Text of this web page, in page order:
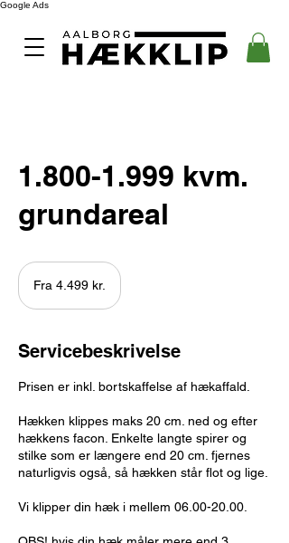
Google Ads
1.800-1.999 kvm.
grundareal
Fra
4.499
danske
kroner
Fra 4.499 kr.
Servicebeskrivelse
Prisen er inkl. bortskaffelse af hækaffald.
Hækken klippes maks 20 cm. ned og efter
hækkens facon. Enkelte langte spirer og
stilke som er længere end 20 cm. fjernes
naturligvis også, så hækken står flot og lige.
Vi klipper din hæk i mellem 06.00-20.00.